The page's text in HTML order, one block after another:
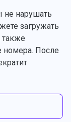
не нарушать
загружать
также
номера. После